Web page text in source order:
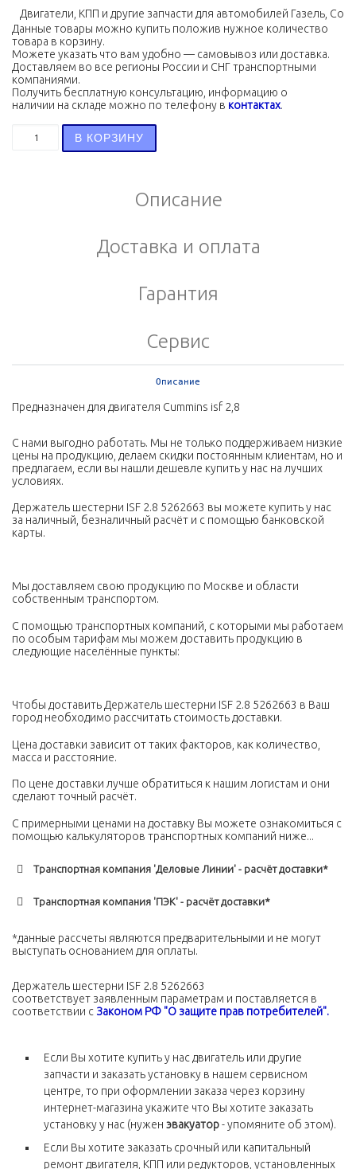
КПП и другие запчасти для автомобилей Газель,
Данные товары можно купить положив нужное количество
товара в корзину.
Можете указать что вам удобно — самовывоз или доставка.
Доставляем во все регионы России и СНГ транспортными
компаниями.
Получить бесплатную консультацию, информацию о
наличии на складе можно по телефону в контактах.
В КОРЗИНУ
Описание
Доставка и оплата
Гарантия
Сервис
Описание
Предназначен для двигателя Cummins isf 2,8
С нами выгодно работать. Мы не только поддерживаем низкие
цены на продукцию, делаем скидки постоянным клиентам, но и
предлагаем, если вы нашли дешевле купить у нас на лучших
условиях.
Держатель шестерни ISF 2.8 5262663 вы можете купить у нас
за наличный, безналичный расчёт и с помощью банковской
карты.
Мы доставляем свою продукцию по Москве и области
собственным транспортом.
С помощью транспортных компаний, с которыми мы работаем
по особым тарифам мы можем доставить продукцию в
следующие населённые пункты:
Чтобы доставить Держатель шестерни ISF 2.8 5262663 в Ваш
город необходимо рассчитать стоимость доставки.
Цена доставки зависит от таких факторов, как количество,
масса и расстояние.
По цене доставки лучше обратиться к нашим логистам и они
сделают точный расчёт.
С примерными ценами на доставку Вы можете ознакомиться c
помощью калькуляторов транспортных компаний ниже...
Транспортная компания 'Деловые Линии' - расчёт доставки*
Транспортная компания 'ПЭК' - расчёт доставки*
*данные рассчеты являются предварительными и не могут
выступать основанием для оплаты.
Держатель шестерни ISF 2.8 5262663
соответствует заявленным параметрам и поставляется в
соответствии с Законом РФ "О защите прав потребителей".
Если Вы хотите купить у нас двигатель или другие
запчасти и заказать установку в нашем сервисном
центре, то при оформлении заказа через корзину
интернет-магазина укажите что Вы хотите заказать
установку у нас (нужен эвакуатор- упомяните об этом).
Если Вы хотите заказать срочный или капитальный
ремонт двигателя, КПП или редукторов, установленных